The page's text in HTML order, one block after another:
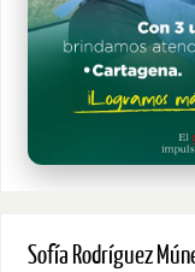
Sofía Rodríguez